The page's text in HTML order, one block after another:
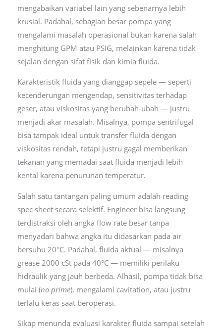
mengabaikan variabel lain yang sebenarnya lebih
krusial. Padahal, sebagian besar pompa yang
mengalami masalah operasional bukan karena salah
menghitung GPM atau PSIG, melainkan karena tidak
sejalan dengan sifat fisik dan kimia fluida.
Karakteristik fluida yang dianggap sepele — seperti
kecenderungan mengendap, sensitivitas terhadap
geser, atau viskositas yang berubah-ubah — justru
menjadi akar masalah. Misalnya, pompa sentrifugal
bisa tampak ideal untuk transfer fluida dengan
viskositas rendah, tetapi justru gagal memberikan
tekanan yang memadai saat fluida menjadi lebih
kental karena penurunan temperatur.
Salah satu tantangan paling umum adalah reading
spec sheet secara selektif. Engineer bisa langsung
terdistraksi oleh angka flow rate besar tanpa
menyadari bahwa angka itu didasarkan pada air
bersuhu 20°C. Padahal, fluida aktual — misalnya
grease 2000 cSt pada 40°C — memiliki perilaku
hidraulik yang jauh berbeda. Alhasil, pompa tidak bisa
mulai (no prime), mengalami cavitation, atau justru
terlalu keras saat beroperasi.
Sikap menunda evaluasi karakter fluida sampai setelah